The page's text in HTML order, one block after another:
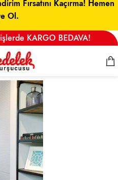
Fırsatını Kaçırma! Hemen
Ol.
KARGO BEDAVA!
2-image-22
Ekim 2021